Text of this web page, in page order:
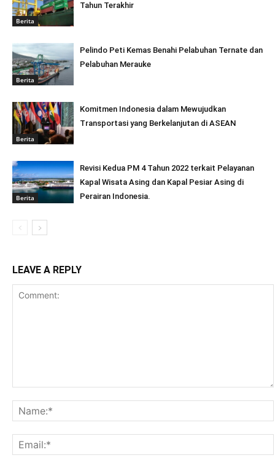
Berita
Tahun Terakhir
Berita
Pelindo Peti Kemas Benahi Pelabuhan Ternate dan
Pelabuhan Merauke
Berita
Komitmen Indonesia dalam Mewujudkan
Transportasi yang Berkelanjutan di ASEAN
Berita
Revisi Kedua PM 4 Tahun 2022 terkait Pelayanan
Kapal Wisata Asing dan Kapal Pesiar Asing di
Perairan Indonesia.
LEAVE A REPLY